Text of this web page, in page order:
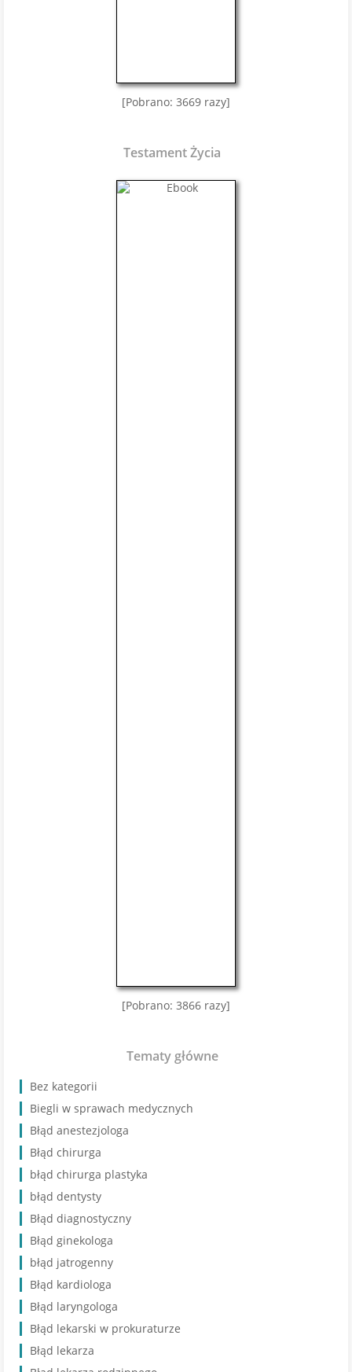
[Pobrano: 3669 razy]
Testament Życia
[Pobrano: 3866 razy]
Tematy główne
Bez kategorii
Biegli w sprawach medycznych
Błąd anestezjologa
Błąd chirurga
błąd chirurga plastyka
błąd dentysty
Błąd diagnostyczny
Błąd ginekologa
błąd jatrogenny
Błąd kardiologa
Błąd laryngologa
Błąd lekarski w prokuraturze
Błąd lekarza